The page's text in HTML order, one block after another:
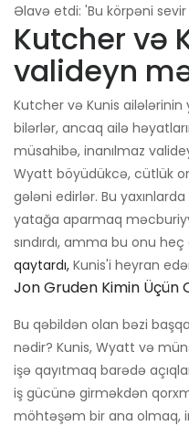
Əlavə etdi: 'Bu körpəni
Kutcher və
valideyn
Kutcher və Kunis ailələrinin
bilərlər, ancaq ailə
müsahibə, inanılmaz
Wyatt böyüdükcə, cütlük
gələni edirlər. Bu
yatağa aparmaq
sındırdı, amma bu onu
qaytardı, Kunis'i heyran
Jon Gruden Kimin Üçün
Bu qəbildən olan bəzi
nədir? Kunis, Wyatt və
işə qayıtmaq barədə
iş gücünə girməkdən
möhtəşəm bir ana olmaq,